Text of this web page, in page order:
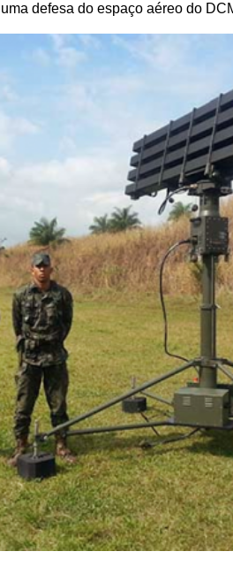
defesa do espaço aéreo do